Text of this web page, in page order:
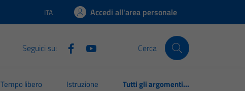
Lingua attiva:
ITA Accedi all'area personale
Seguici su: Cerca
Tempo libero Istruzione Tutti gli argomenti...